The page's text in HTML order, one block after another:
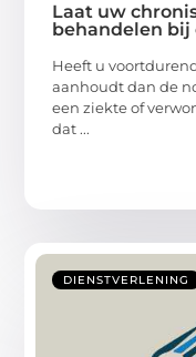
Laat uw
behandelen bij
Heeft u
aanhoudt dan de
een ziekte of
dat ...
DIENSTVERLENING